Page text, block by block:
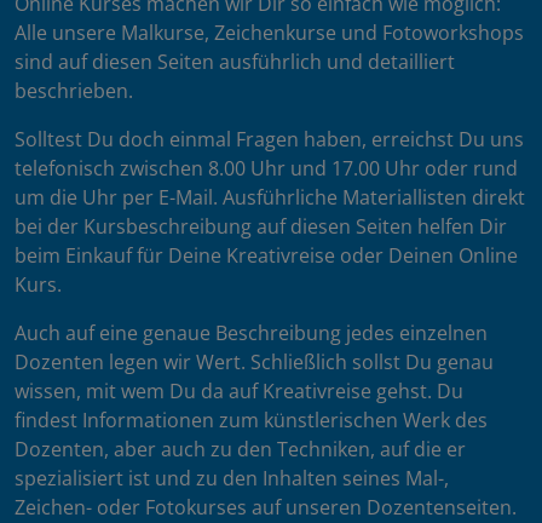
Alle unsere Malkurse, Zeichenkurse und Fotoworkshops
sind auf diesen Seiten ausführlich und detailliert
beschrieben.
Solltest Du doch einmal Fragen haben, erreichst Du uns
telefonisch zwischen 8.00 Uhr und 17.00 Uhr oder rund
um die Uhr per E-Mail. Ausführliche Materiallisten direkt
bei der Kursbeschreibung auf diesen Seiten helfen Dir
beim Einkauf für Deine Kreativreise oder Deinen Online
Kurs.
Auch auf eine genaue Beschreibung jedes einzelnen
Dozenten legen wir Wert. Schließlich sollst Du genau
wissen, mit wem Du da auf Kreativreise gehst. Du
findest Informationen zum künstlerischen Werk des
Dozenten, aber auch zu den Techniken, auf die er
spezialisiert ist und zu den Inhalten seines Mal-,
Zeichen- oder Fotokurses auf unseren Dozentenseiten.